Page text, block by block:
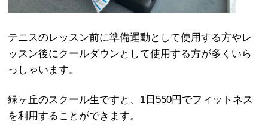
テニスのレッスン前に準備運動として使用する方やレ
ッスン後にクールダウンとして使用する方が多くいら
っしゃいます。
緑ヶ丘のスクール生ですと、1日550円でフィットネス
を利用することができます。